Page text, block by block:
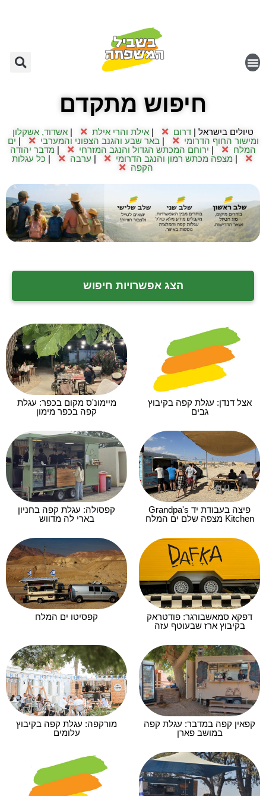
חיפוש מתקדם
טיולים בישראל | דרום אילת והרי אילת
אשדוד, אשקלון
ומישור החוף הדרומי
|באר שבע והגנב הצפוני והמערבי
ים
המלח
ירוחם המכתש הגדול והנגב המזרחי
מדבר יהודה
|מצפה מכתש רמון והנגב הדרומי ערבה
כל עגלות
הקפה
הצג אפשרויות חיפוש
אצל דנדן: עגלת קפה בקיבוץ
גבים
מיימונ'ס מקום בכפר: עגלת
קפה בכפר מימון
פיצה בעבודת יד Grandpa's
Kitchen מצפה שלם ים המלח
קפסולה: עגלת קפה בחניון
בארי לה מדווש
דפקא סמאשבורגר: פודטראק
בקיבוץ ארז שבעוטף עזה
קפסיטו ים המלח
קפאין קפה במדבר: עגלת קפה
במושב פארן
מורקפה: עגלת קפה בקיבוץ
עלומים